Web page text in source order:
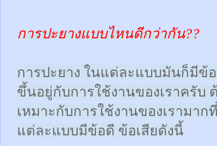
การปะยางแบบไหนดีกว่ากัน??
การปะยาง ในแต่ละแบบมันก็มีข้
ขึ้นอยู่กับการใช้งานของเราครับ
เหมาะกับการใช้งานของเรามา
แต่ละแบบมีข้อดี ข้อเสียดังนี้